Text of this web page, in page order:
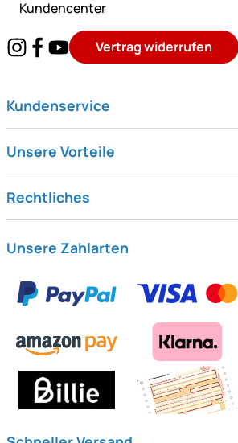
Kundencenter
Vertrag widerrufen
Kundenservice
Unsere Vorteile
Rechtliches
Unsere Zahlarten